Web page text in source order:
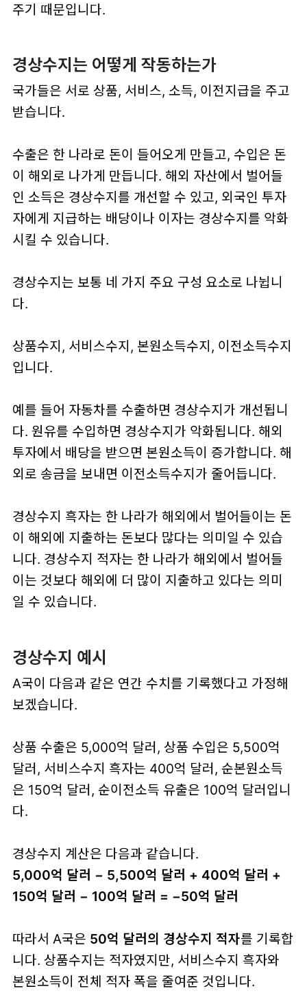
주기 때문입니다.
경상수지는 어떻게 작동하는가
국가들은 서로 상품, 서비스, 소득, 이전지급을 주고
받습니다.
수출은 한 나라로 돈이 들어오게 만들고, 수입은 돈
이 해외로 나가게 만듭니다. 해외 자산에서 벌어들
인 소득은 경상수지를 개선할 수 있고, 외국인 투자
자에게 지급하는 배당이나 이자는 경상수지를 악화
시킬 수 있습니다.
경상수지는 보통 네 가지 주요 구성 요소로 나뉩니
다.
상품수지, 서비스수지, 본원소득수지, 이전소득수지
입니다.
예를 들어 자동차를 수출하면 경상수지가 개선됩니
다. 원유를 수입하면 경상수지가 악화됩니다. 해외
투자에서 배당을 받으면 본원소득이 증가합니다. 해
외로 송금을 보내면 이전소득수지가 줄어듭니다.
경상수지 흑자는 한 나라가 해외에서 벌어들이는 돈
이 해외에 지출하는 돈보다 많다는 의미일 수 있습
니다. 경상수지 적자는 한 나라가 해외에서 벌어들
이는 것보다 해외에 더 많이 지출하고 있다는 의미
일 수 있습니다.
경상수지 예시
A국이 다음과 같은 연간 수치를 기록했다고 가정해
보겠습니다.
상품 수출은 5,000억 달러, 상품 수입은 5,500억
달러, 서비스수지 흑자는 400억 달러, 순본원소득
은 150억 달러, 순이전소득 유출은 100억 달러입니
다.
경상수지 계산은 다음과 같습니다.
5,000억 달러 − 5,500억 달러 + 400억 달러 +
150억 달러 − 100억 달러 = −50억 달러
따라서 A국은 50억 달러의 경상수지 적자를 기록합
니다. 상품수지는 적자였지만, 서비스수지 흑자와
본원소득이 전체 적자 폭을 줄여준 것입니다.